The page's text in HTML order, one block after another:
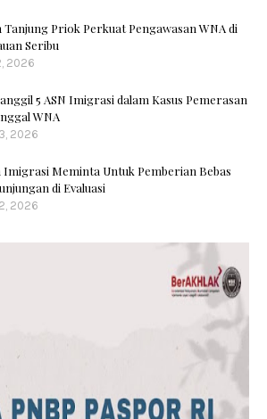
Tanjung Priok Perkuat Pengawasan WNA di
Seribu
2026
5 ASN Imigrasi dalam Kasus Pemerasan
WNA
2026
Meminta Untuk Pemberian Bebas
di Evaluasi
2026